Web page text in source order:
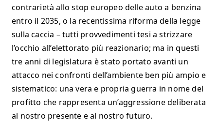
contrarietà allo stop europeo delle auto a benzina
entro il 2035, o la recentissima riforma della legge
sulla caccia – tutti provvedimenti tesi a strizzare
l’occhio all’elettorato più reazionario; ma in questi
tre anni di legislatura è stato portato avanti un
attacco nei confronti dell’ambiente ben più ampio e
sistematico: una vera e propria guerra in nome del
profitto che rappresenta un’aggressione deliberata
al nostro presente e al nostro futuro.